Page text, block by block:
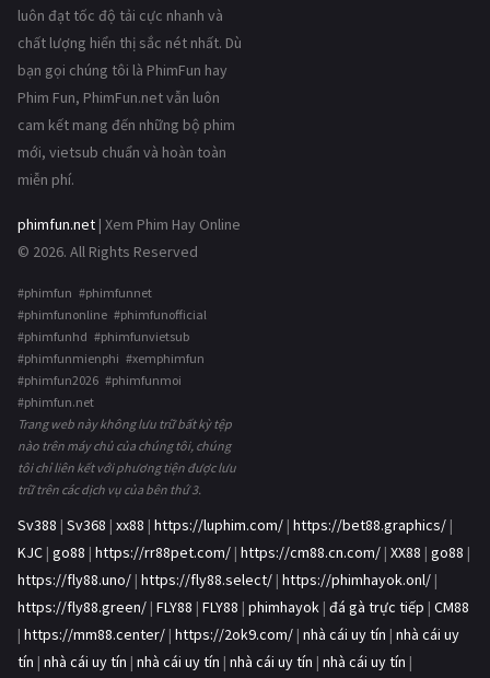
luôn đạt tốc độ tải cực nhanh và
chất lượng hiển thị sắc nét nhất. Dù
bạn gọi chúng tôi là PhimFun hay
Phim Fun, PhimFun.net vẫn luôn
cam kết mang đến những bộ phim
mới, vietsub chuẩn và hoàn toàn
miễn phí.
phimfun.net | Xem Phim Hay Online
© 2026. All Rights Reserved
#phimfun #phimfunnet
#phimfunonline #phimfunofficial
#phimfunhd #phimfunvietsub
#phimfunmienphi #xemphimfun
#phimfun2026 #phimfunmoi
#phimfun.net
Trang web này không lưu trữ bất kỳ tệp
nào trên máy chủ của chúng tôi, chúng
tôi chỉ liên kết với phương tiện được lưu
trữ trên các dịch vụ của bên thứ 3.
Sv388 | Sv368 | xx88 | https://luphim.com/ | https://bet88.graphics/ |
KJC | go88 | https://rr88pet.com/ | https://cm88.cn.com/ | XX88 | go88 |
https://fly88.uno/ | https://fly88.select/ | https://phimhayok.onl/ |
https://fly88.green/ | FLY88 | FLY88 | phimhayok | đá gà trực tiếp | CM88
| https://mm88.center/ | https://2ok9.com/ | nhà cái uy tín | nhà cái uy
tín | nhà cái uy tín | nhà cái uy tín | nhà cái uy tín | nhà cái uy tín |